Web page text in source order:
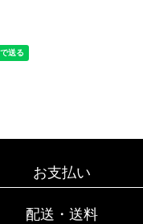
お支払い
配送・送料